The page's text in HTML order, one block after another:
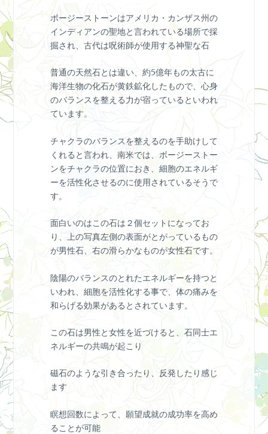
ボージーストーンはアメリカ・カンザス州の
インディアンの聖地と言われている場所で採
掘され、古代は呪術師が使用する神聖な石
普通の天然石とは違い、約5億年もの太古に
海洋生物の化石が黄鉄鉱化したもので、心身
のバランスを整える力が宿っているといわれ
ています。
チャクラのバランスを整えるのを手助けして
くれると言われ、南米では、ボージーストー
ンをチャクラの位置におき、細胞のエネルギ
ーを活性化させるのに使用されているそうで
す。
面白いのはこの石は２個セットになってお
り、上の写真左側の表面がとがっているもの
が男性石、右の滑らかなものが女性石です。
陰陽のバランスのとれたエネルギーを持つと
いわれ、細胞を活性化する事で、体の痛みを
和らげる効果があるとされています。
この石は男性と女性を近づけると、石同士エ
ネルギーの共鳴が起こり
磁石のような引き合ったり、反発したり感じ
ます
瞑想回数によって、願望成就の成功率を高め
ることが可能